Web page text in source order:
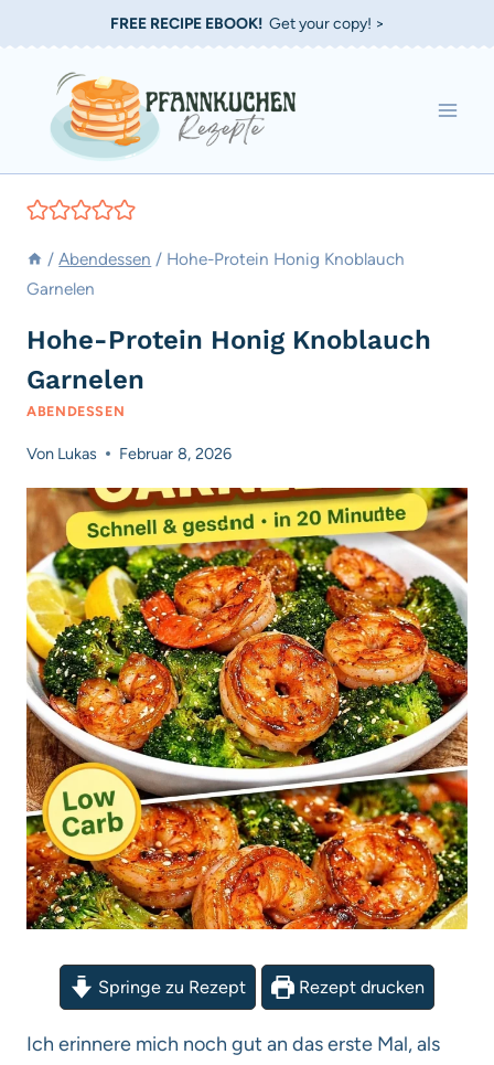
Inhalt
springen
FREE RECIPE EBOOK!Get your copy! >
/ Abendessen / Hohe-Protein Honig Knoblauch
Garnelen
Hohe-Protein Honig Knoblauch
Garnelen
ABENDESSEN
Von Lukas Februar 8, 2026
Springe zu Rezept Rezept drucken
Ich erinnere mich noch gut an das erste Mal, als